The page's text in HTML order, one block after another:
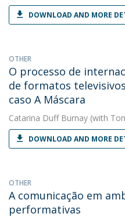
DOWNLOAD AND MORE
OTHER
O processo de
de formatos
caso A Máscara
Catarina Duff Burnay (with
DOWNLOAD AND MORE
OTHER
A comunicação em
performativas